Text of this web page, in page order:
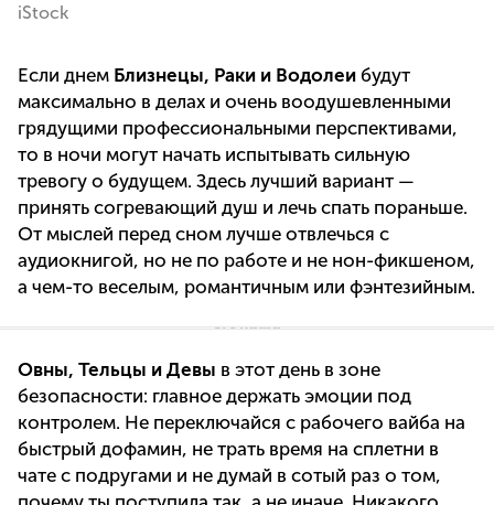
iStock
Если днем Близнецы, Раки и Водолеи будут
максимально в делах и очень воодушевленными
грядущими профессиональными перспективами,
то в ночи могут начать испытывать сильную
тревогу о будущем. Здесь лучший вариант —
принять согревающий душ и лечь спать пораньше.
От мыслей перед сном лучше отвлечься с
аудиокнигой, но не по работе и не нон-фикшеном,
а чем-то веселым, романтичным или фэнтезийным.
Овны, Тельцы и Девы в этот день в зоне
безопасности: главное держать эмоции под
контролем. Не переключайся с рабочего вайба на
быстрый дофамин, не трать время на сплетни в
чате с подругами и не думай в сотый раз о том,